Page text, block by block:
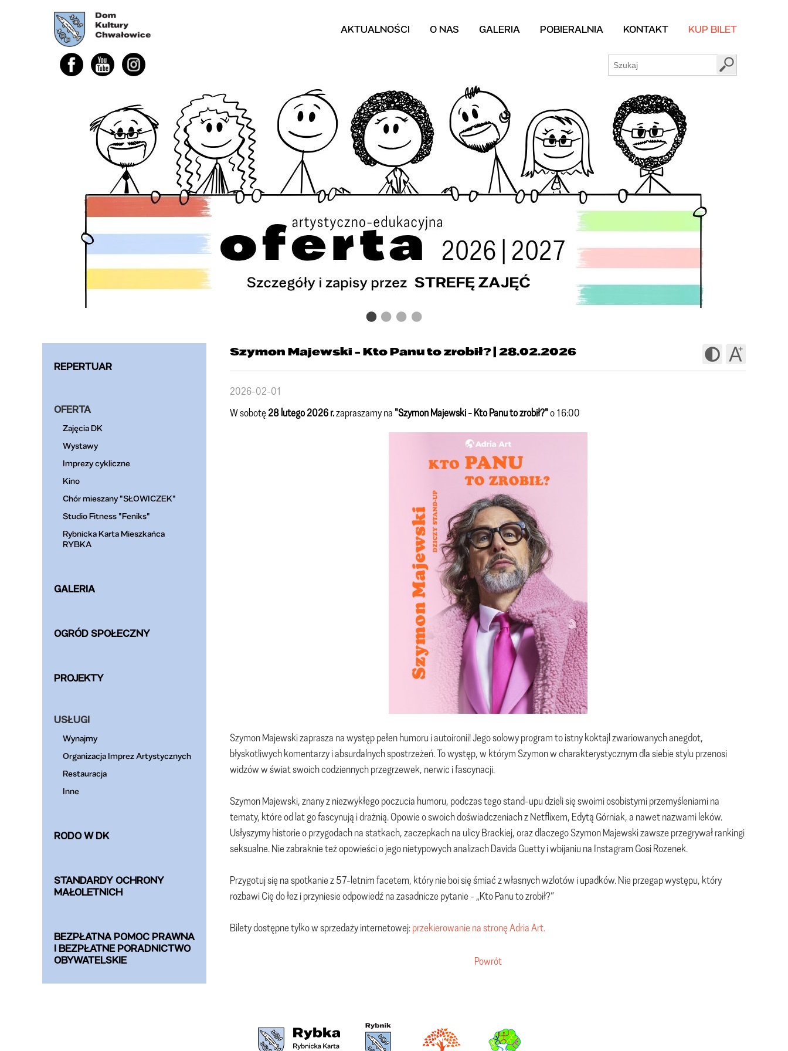
AKTUALNOŚCI O NAS GALERIA POBIERALNIA KONTAKT KUP BILET
REPERTUAR
OFERTA
Zajęcia DK
Wystawy
Imprezy cykliczne
Kino
Chór mieszany "SŁOWICZEK"
Studio Fitness "Feniks"
Rybnicka Karta Mieszkańca
RYBKA
GALERIA
OGRÓD SPOŁECZNY
PROJEKTY
USŁUGI
Wynajmy
Organizacja Imprez Artystycznych
Restauracja
Inne
RODO W DK
STANDARDY OCHRONY
MAŁOLETNICH
BEZPŁATNA POMOC PRAWNA
I BEZPŁATNE PORADNICTWO
OBYWATELSKIE
Szymon Majewski - Kto Panu to zrobił? | 28.02.2026
2026-02-01
W sobotę28 lutego 2026 r.zapraszamy na "Szymon Majewski - Kto Panu to zrobił?"o 16:00
Szymon Majewski zaprasza na występ pełen humoru i autoironii! Jego solowy program to istny koktajl zwariowanych anegdot,
błyskotliwych komentarzy i absurdalnych spostrzeżeń. To występ, w którym Szymon w charakterystycznym dla siebie stylu przenosi
widzów w świat swoich codziennych przegrzewek, nerwic i fascynacji.
Szymon Majewski, znany z niezwykłego poczucia humoru, podczas tego stand-upu dzieli się swoimi osobistymi przemyśleniami na
tematy, które od lat go fascynują i drażnią. Opowie o swoich doświadczeniach z Netflixem, Edytą Górniak, a nawet nazwami leków.
Usłyszymy historie o przygodach na statkach, zaczepkach na ulicy Brackiej, oraz dlaczego Szymon Majewski zawsze przegrywał rankingi
seksualne. Nie zabraknie też opowieści o jego nietypowych analizach Davida Guetty i wbijaniu na Instagram Gosi Rozenek.
Przygotuj się na spotkanie z 57-letnim facetem, który nie boi się śmiać z własnych wzlotów i upadków. Nie przegap występu, który
rozbawi Cię do łez i przyniesie odpowiedź na zasadnicze pytanie - „Kto Panu to zrobił?”
Bilety dostępne tylko w sprzedaży internetowej:przekierowanie na stronę Adria Art.
Powrót